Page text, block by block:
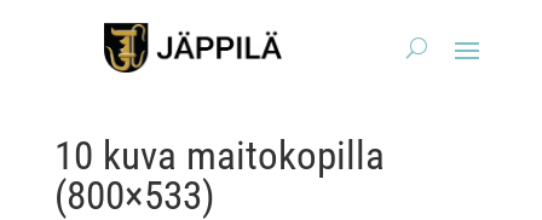
10 kuva maitokopilla
(800×533)